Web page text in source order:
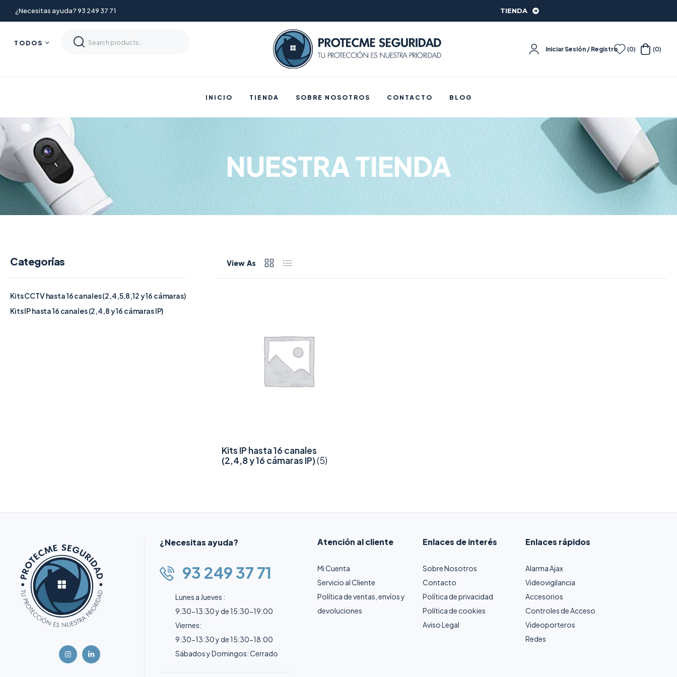
¿Necesitas ayuda? 93 249 37 71 TIENDA
TODOS
Iniciar Sesión / Registro (0) (0)
INICIO TIENDA SOBRE NOSOTROS CONTACTO BLOG
NUESTRA TIENDA
View As
Kits IP hasta 16 canales
(2,4,8 y 16 cámaras IP)(5)
Categorías
Kits CCTV hasta 16 canales (2,4,5,8,12 y 16 cámaras)
Kits IP hasta 16 canales (2,4,8 y 16 cámaras IP)
¿Necesitas ayuda?
93 249 37 71
Lunes a Jueves :
9:30-13:30 y de 15:30-19:00
Viernes:
9:30-13:30 y de 15:30-18:00
Sábados y Domingos: Cerrado
Atención al cliente
Mi Cuenta
Servicio al Cliente
Política de ventas, envíos y
devoluciones
Enlaces de interés
Sobre Nosotros
Contacto
Política de privacidad
Política de cookies
Aviso Legal
Enlaces rápidos
Alarma Ajax
Videovigilancia
Accesorios
Controles de Acceso
Videoporteros
Redes